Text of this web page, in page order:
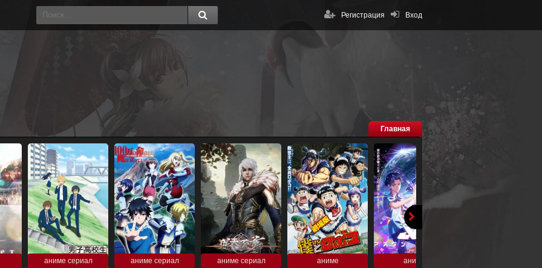
Вход
Регистрация
Главная
аниме сериал аниме сериал аниме сериал аниме аниме